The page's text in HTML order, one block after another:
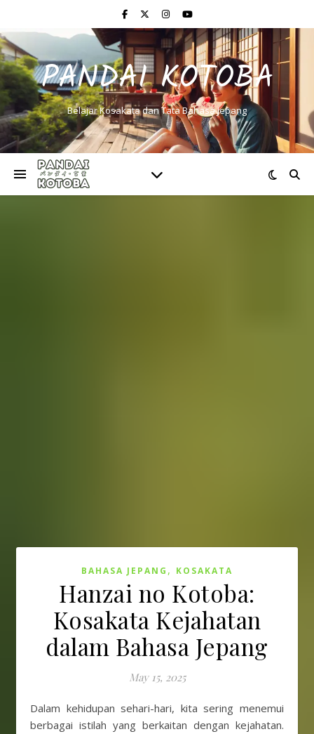
PANDAI KOTOBA
Belajar Kosakata dan Tata Bahasa Jepang
BAHASA JEPANG , KOSAKATA
Hanzai no Kotoba:
Kosakata Kejahatan
dalam Bahasa Jepang
May 15, 2025
Dalam kehidupan sehari-hari, kita sering menemui
berbagai istilah yang berkaitan dengan kejahatan.